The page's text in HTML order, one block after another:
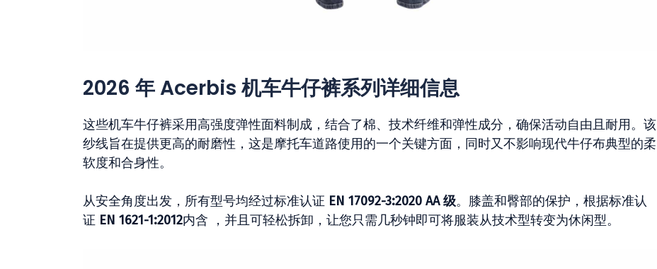
2026 年 Acerbis 机车牛仔裤系列详细信息
这些机车牛仔裤采用高强度弹性面料制成，结合了棉、技术纤维和弹性成分，确保活动自由且耐用。该
纱线旨在提供更高的耐磨性，这是摩托车道路使用的一个关键方面，同时又不影响现代牛仔布典型的柔
软度和合身性。
从安全角度出发，所有型号均经过标准认证 EN 17092-3:2020 AA 级。膝盖和臀部的保护，根据标准认
证 EN 1621-1:2012内含 ，并且可轻松拆卸，让您只需几秒钟即可将服装从技术型转变为休闲型。